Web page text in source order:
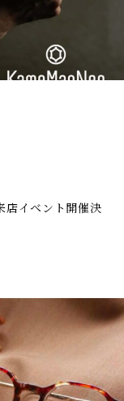
イベント開催決